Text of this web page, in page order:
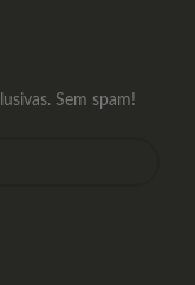
Sem spam!